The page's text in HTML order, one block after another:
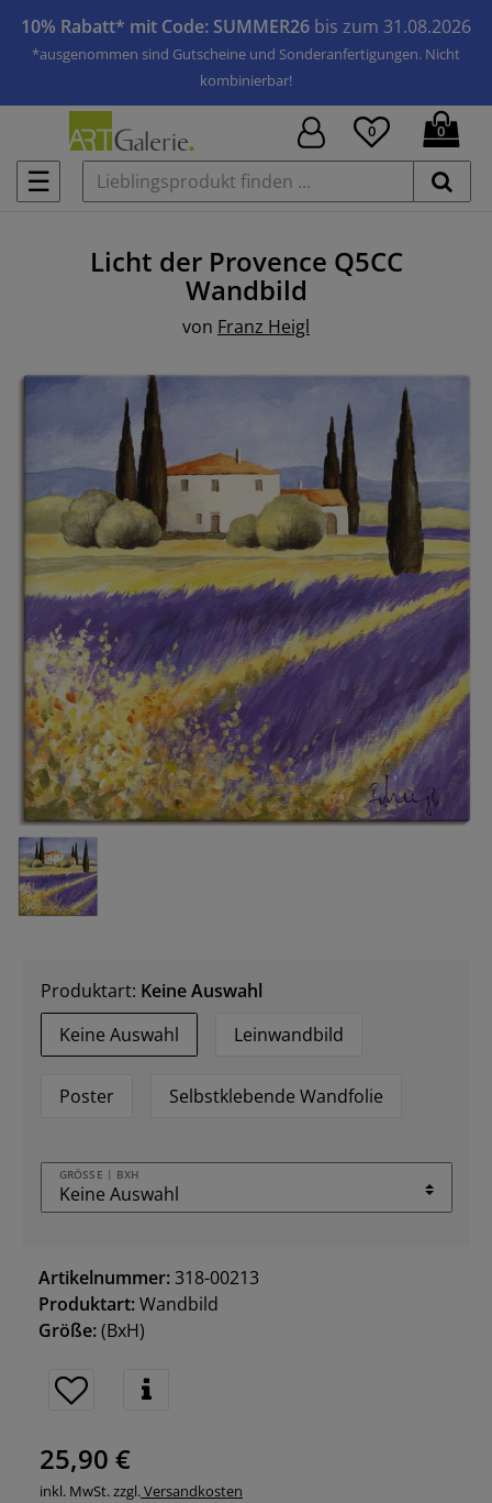
10% Rabatt* mit Code: SUMMER26 bis zum 31.08.2026
*ausgenommen sind Gutscheine und Sonderanfertigungen. Nicht
kombinierbar!
☰
0 0
Licht der Provence Q5CC
Wandbild
von Franz Heigl
Produktart: Keine Auswahl
Keine Auswahl
Leinwandbild
Poster Selbstklebende Wandfolie
GRÖSSE | BXH
Artikelnummer:318-00213
Produktart:Wandbild
Größe:(BxH)
25,90 €
inkl. MwSt. zzgl.Versandkosten